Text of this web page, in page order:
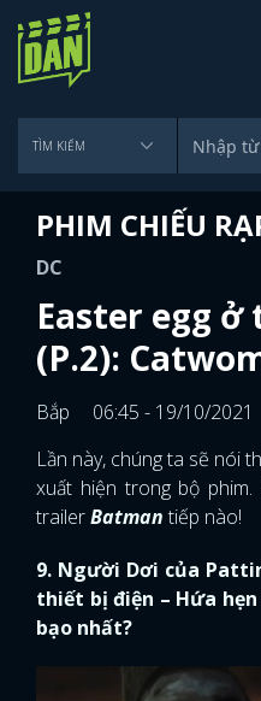
PHIM CHIẾU
DC
Easter egg
(P.2):
Bắp
06:45 - 19/10/2021
Lần này, chúng ta sẽ nói
xuất hiện trong bộ
trailerBatman tiếp nào!
9. Người Dơi của
thiết bị điện – Hứa
bạo nhất?